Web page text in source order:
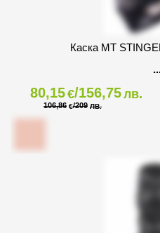
Каска MT
80,15€/156,75лв.
106,86 €/209 ЛВ.